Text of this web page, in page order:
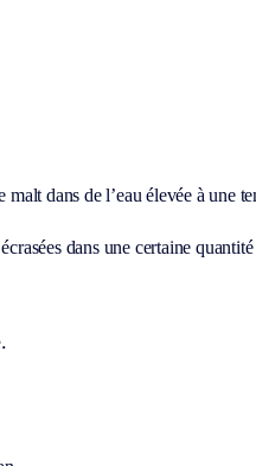
dans de l’eau élevée à une
dans une certaine quantité